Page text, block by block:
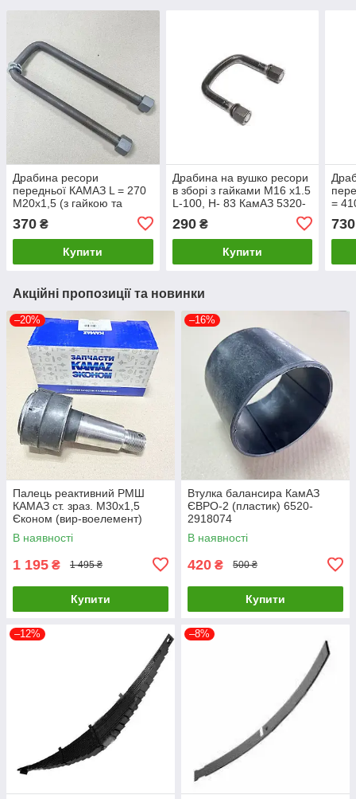
Драбина ресори
передньої КАМАЗ L = 270
М20х1,5 (з гайкою та
гровером) 4925-2902408
370 ₴
Купити
Драбина на вушко ресори
в зборі з гайками М16 х1.5
L-100, Н- 83 КамАЗ 5320-
290₴
Купити
=
730
Акційні пропозиції та новинки
–20%
Палець реактивний РМШ
КАМАЗ ст. зраз. М30х1,5
Єконом (вир-воелемент)
5511-2919026-15-01
В наявності
1 195 ₴ 1 495 ₴
Купити
–16%
Втулка балансира КамАЗ
ЄВРО-2 (пластик) 6520-
2918074
В наявності
420 ₴ 500 ₴
Купити
–12% –8%